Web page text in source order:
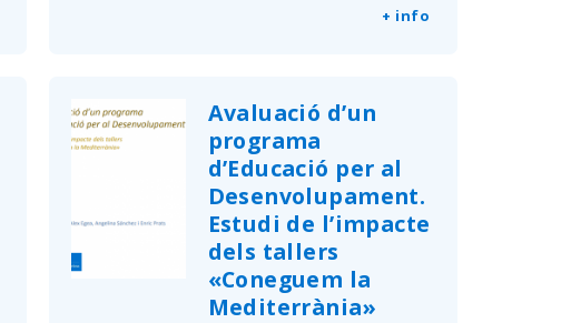
+ info
Avaluació d’un
programa
d’Educació per al
Desenvolupament.
Estudi de l’impacte
dels tallers
«Coneguem la
Mediterrània»